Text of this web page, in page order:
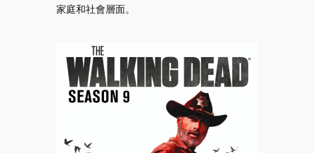
家庭和社會層面。